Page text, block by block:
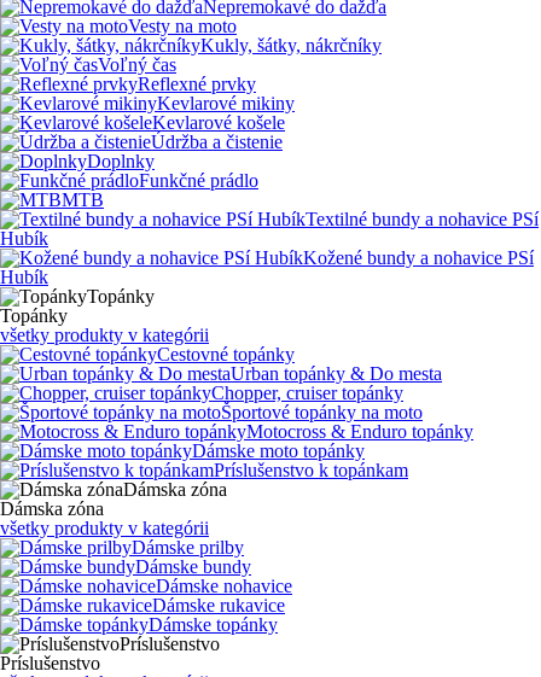
Nepremokavé do dažďa
Vesty na moto
Kukly, šátky, nákrčníky
Voľný čas
Reflexné prvky
Kevlarové mikiny
Kevlarové košele
Údržba a čistenie
Doplnky
Funkčné prádlo
MTB
Textilné bundy a nohavice PSí
Hubík
Kožené bundy a nohavice PSí
Hubík
Topánky
Topánky
všetky produkty v kategórii
Cestovné topánky
Urban topánky & Do mesta
Chopper, cruiser topánky
Športové topánky na moto
Motocross & Enduro topánky
Dámske moto topánky
Príslušenstvo k topánkam
Dámska zóna
Dámska zóna
všetky produkty v kategórii
Dámske prilby
Dámske bundy
Dámske nohavice
Dámske rukavice
Dámske topánky
Príslušenstvo
Príslušenstvo